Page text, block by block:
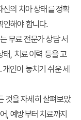
신의 치아 상태를 정확
인해야 합니다.
무료 전문가 상담 서
태, 치료 이력 등을 고
인이 놓치기 쉬운 세
것을 자세히 살펴보았
, 예방부터 치료까지